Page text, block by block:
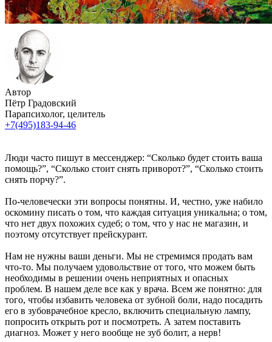
Автор
Пётр Градовский
Парапсихолог, целитель
+7(495)183-94-46
Люди часто пишут в мессенджер: “Сколько будет стоить ваша
помощь?”, “Сколько стоит снять приворот?”, “Сколько стоить
снять порчу?”.
По-человечески эти вопросы понятны. И, честно, уже набило
оскомину писать о том, что каждая ситуация уникальна; о том,
что нет двух похожих судеб; о том, что у нас не магазин, и
поэтому отсутствует прейскурант.
Нам не нужны ваши деньги. Мы не стремимся продать вам
что-то. Мы получаем удовольствие от того, что можем быть
необходимы в решении очень неприятных и опасных
проблем. В нашем деле все как у врача. Всем же понятно: для
того, чтобы избавить человека от зубной боли, надо посадить
его в зубоврачебное кресло, включить специальную лампу,
попросить открыть рот и посмотреть. А затем поставить
диагноз. Может у него вообще не зуб болит, а нерв!